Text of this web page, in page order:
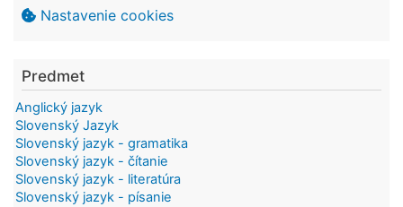
Nastavenie cookies
Predmet
Anglický jazyk
Slovenský Jazyk
Slovenský jazyk - gramatika
Slovenský jazyk - čítanie
Slovenský jazyk - literatúra
Slovenský jazyk - písanie